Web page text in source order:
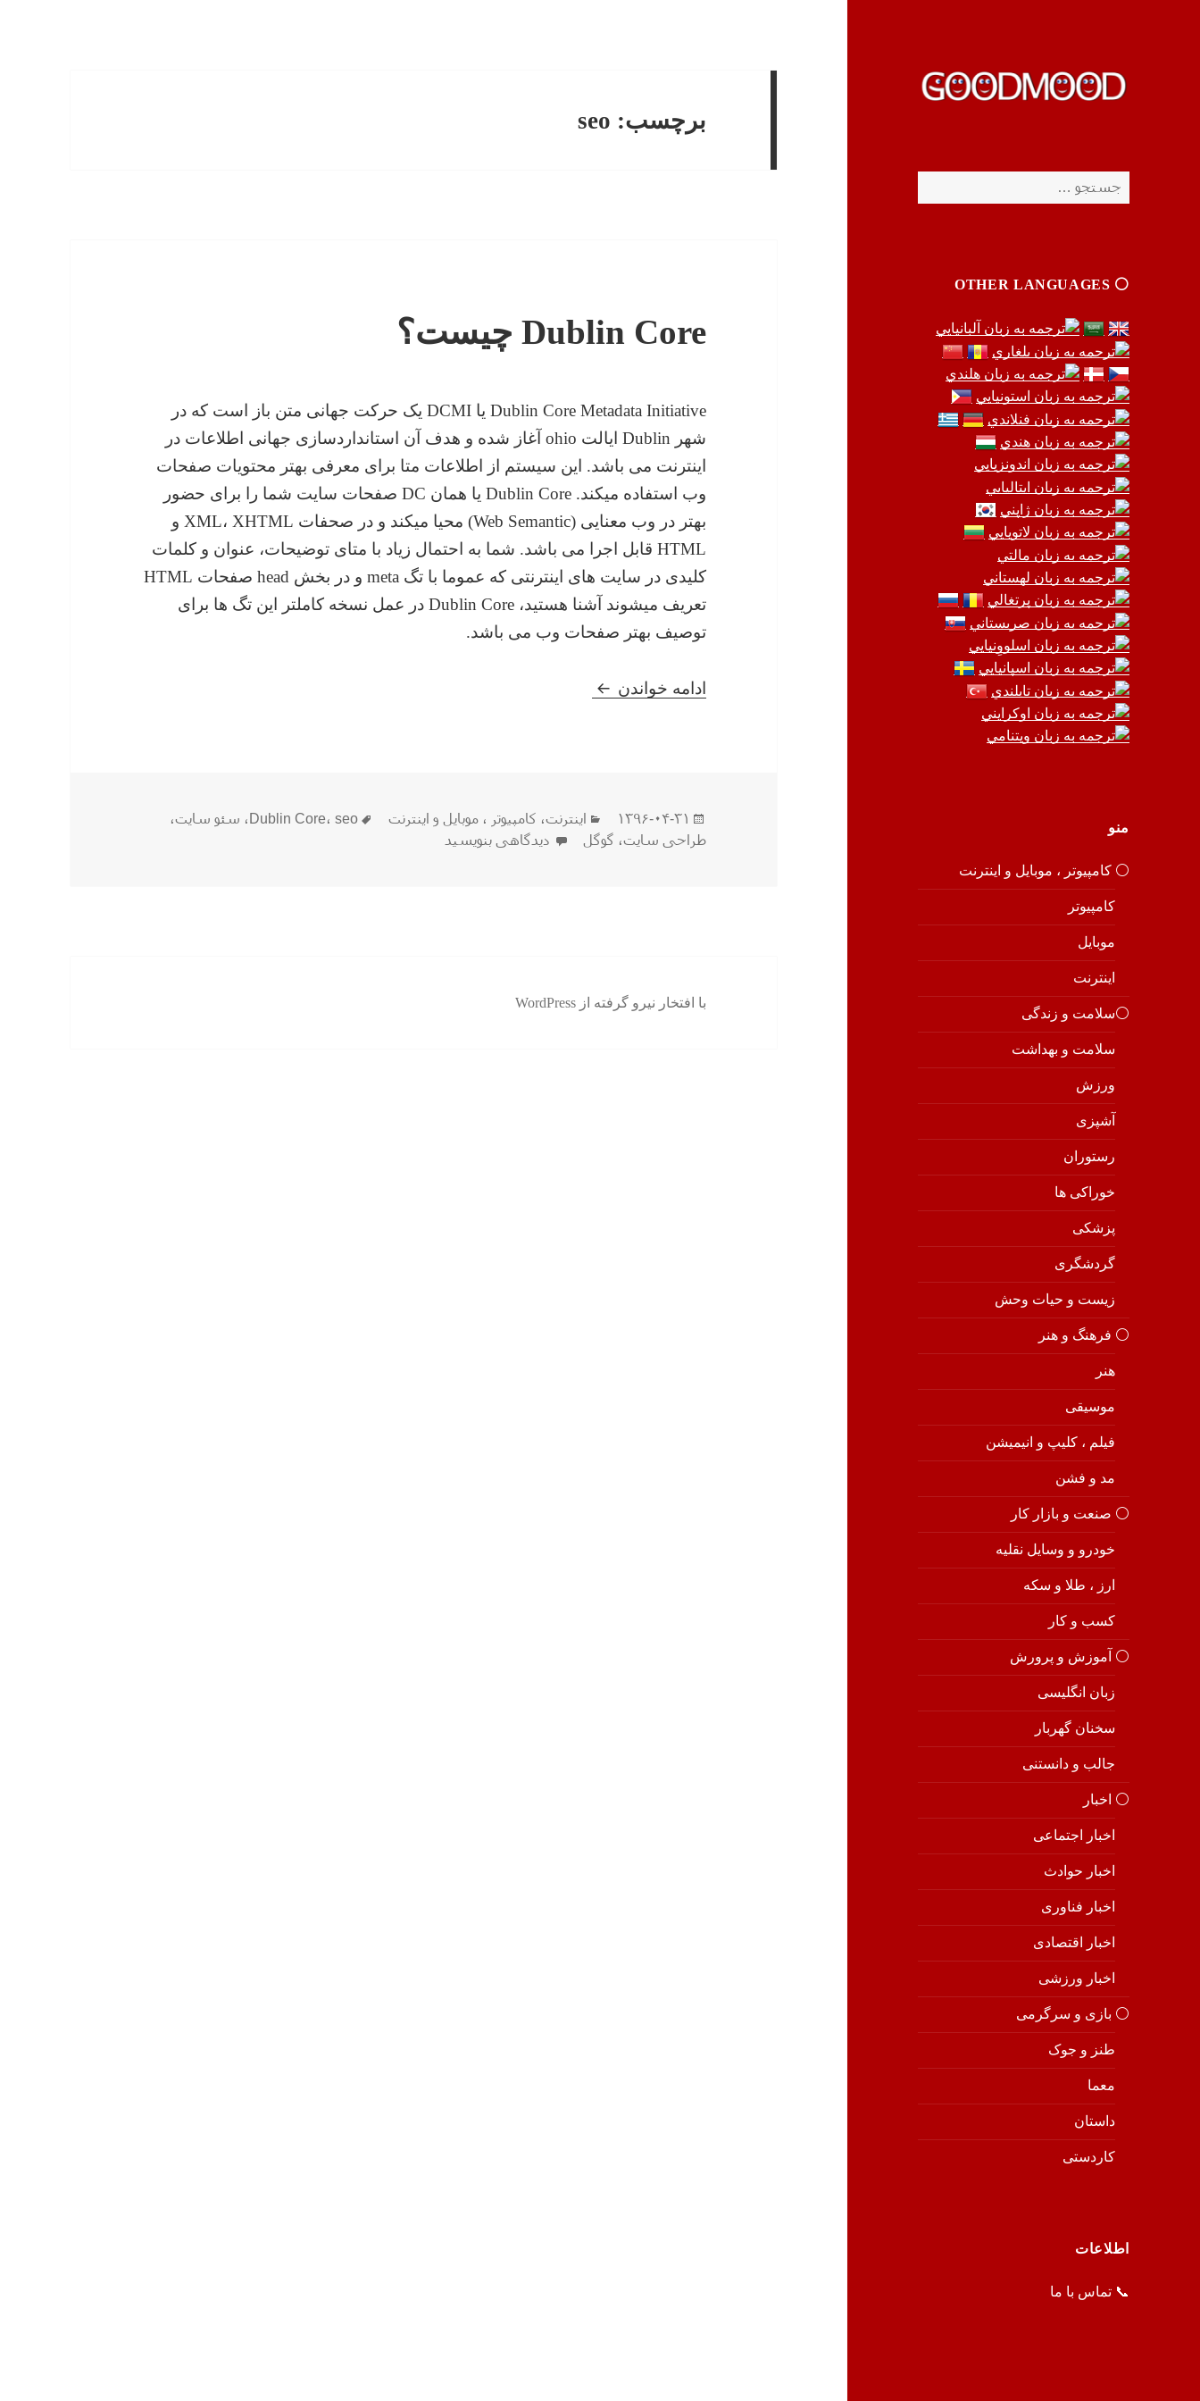
برای:
⚪️ OTHER LANGUAGES
منو
⚪️ کامپیوتر ، موبایل و اینترنت
کامپیوتر
موبایل
اینترنت
⚪️سلامت و زندگی
سلامت و بهداشت
ورزش
آشپزی
رستوران
خوراکی ها
پزشکی
گردشگری
زیست و حیات وحش
⚪️ فرهنگ و هنر
هنر
موسیقی
فیلم ، کلیپ و انیمیشن
مد و فشن
⚪️ صنعت و بازار کار
خودرو و وسایل نقلیه
ارز ، طلا و سکه
کسب و کار
⚪️ آموزش و پرورش
زبان انگلیسی
سخنان گهربار
جالب و دانستنی
⚪️ اخبار
اخبار اجتماعی
اخبار حوادث
اخبار فناوری
اخبار اقتصادی
اخبار ورزشی
⚪️ بازی و سرگرمی
طنز و جوک
معما
داستان
کاردستی
اطلاعات
📞 تماس با ما
برچسب: seo
Dublin Core چیست؟
Dublin Core Metadata Initiative یا DCMI یک حرکت جهانی متن باز است که در
شهر Dublin ایالت ohio آغاز شده و هدف آن استانداردسازی جهانی اطلاعات در
اینترنت می باشد. این سیستم از اطلاعات متا برای معرفی بهتر محتویات صفحات
وب استفاده میکند. Dublin Core یا همان DC صفحات سایت شما را برای حضور
بهتر در وب معنایی (Web Semantic) محیا میکند و در صحفات XML، XHTML و
HTML قابل اجرا می باشد. شما به احتمال زیاد با متای توضیحات، عنوان و کلمات
کلیدی در سایت های اینترنتی که عموما با تگ meta و در بخش head صفحات HTML
تعریف میشوند آشنا هستید، Dublin Core در عمل نسخه کاملتر این تگ ها برای
توصیف بهتر صفحات وب می باشد.
ادامه خواندن Dublin Core چیست؟
ارسال
شده
۱۳۹۶-۰۴-۳۱ دسته‌ها
اينترنت، كامپيوتر ، موبایل و اينترنت برچسب‌هاDublin Core، seo ، سئو سایت،
طراحی سایت، گوگل برای Dublin Core چیست؟
دیدگاهی بنویسید
با افتخار نیرو گرفته از WordPress